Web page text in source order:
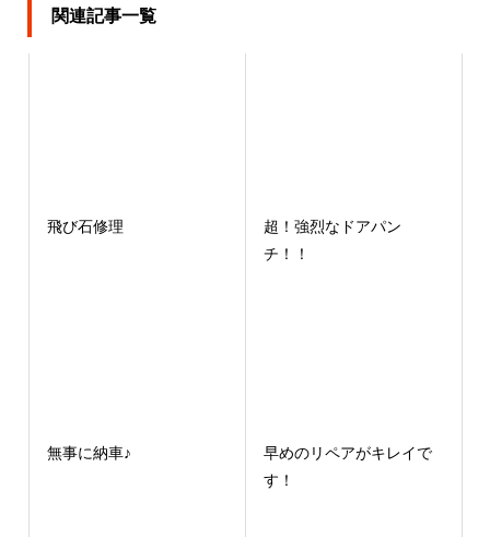
関連記事一覧
飛び石修理
超！強烈なドアパン
チ！！
無事に納車♪
早めのリペアがキレイで
す！